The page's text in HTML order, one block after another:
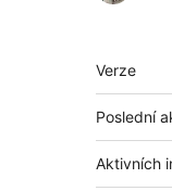
Meta
Verze
Poslední
Aktivních